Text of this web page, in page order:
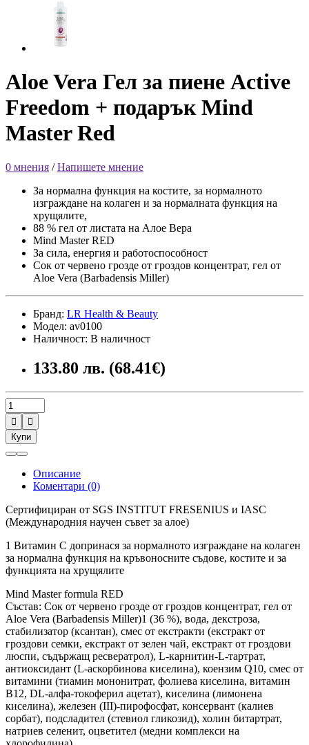
Aloe Vera Гел за пиене Active
Freedom + подарък Mind
Master Red
0 мнения /Напишете мнение
За нормална функция на костите, за нормалното
изграждане на колаген и за нормалната функция на
хрущялите,
88 % гел от листата на Алое Вера
Mind Master RED
За сила, енергия и работоспособност
Сок от червено грозде от гроздов концентрат, гел от
Aloe Vera (Barbadensis Miller)
Бранд: LR Health & Beauty
Модел: av0100
Наличност: В наличност
133.80 лв. (68.41€)


Купи
Описание
Коментари (0)
Сертифициран от SGS INSTITUT FRESENIUS и IASC
(Международния научен съвет за алое)
1 Витамин C допринася за нормалното изграждане на колаген
за нормална функция на кръвоносните съдове, костите и за
функцията на хрущялите
Mind Master formula RED
Състав: Сок от червено грозде от гроздов концентрат, гел от
Aloe Vera (Barbadensis Miller)1 (36 %), вода, декстроза,
стабилизатор (ксантан), смес от екстракти (екстракт от
гроздови семки, екстракт от зелен чай, екстракт от гроздови
люспи, съдържащ ресвератрол), L-карнитин-L-тартрат,
антиоксидант (L-аскорбинова киселина), коензим Q10, смес от
витамини (тиамин мононитрат, фолиева киселина, витамин
В12, DL-алфа-токоферил ацетат), киселина (лимонена
киселина), железен (ІІІ)-пирофосфат, консервант (калиев
сорбат), подсладител (стевиол гликозид), холин битартрат,
натриев селенит, оцветител (медни комплекси на